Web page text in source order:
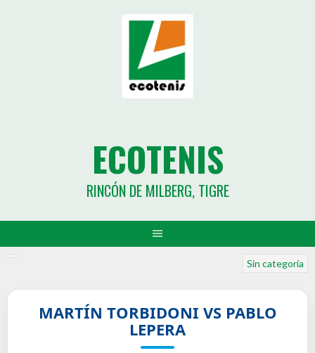
ECOTENIS
RINCÓN DE MILBERG, TIGRE
Sin categoría
MARTÍN TORBIDONI VS PABLO
LEPERA